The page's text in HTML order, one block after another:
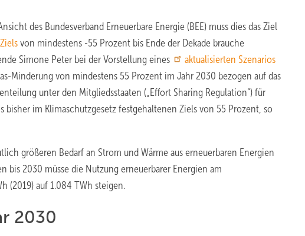
des Bundesverband Erneuerbare Energie (BEE) muss dies das Ziel
von mindestens -55 Prozent bis Ende der Dekade brauche
Simone Peter bei der Vorstellung eines
aktualisierten Szenarios
Minderung von mindestens 55 Prozent im Jahr 2030 bezogen auf das
unter den Mitgliedsstaaten („Effort Sharing Regulation“) für
im Klimaschutzgesetz festgehaltenen Ziels von 55 Prozent, so
größeren Bedarf an Strom und Wärme aus erneuerbaren Energien
bis 2030 müsse die Nutzung erneuerbarer Energien am
(2019) auf 1.084 TWh steigen.
2030